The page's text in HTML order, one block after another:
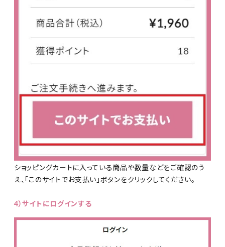
ショッピングカートに入っている商品や数量などをご確認のう
え、「このサイトでお支払い」ボタンをクリックしてください。
4）サイトにログインする